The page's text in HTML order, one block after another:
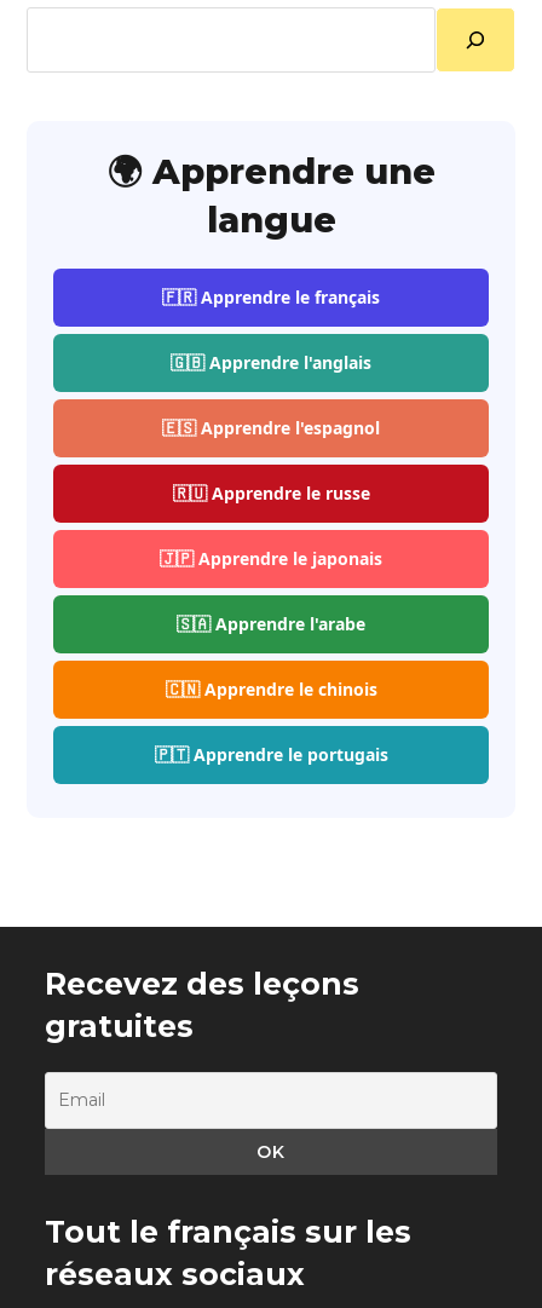
🌍 Apprendre une
langue
🇫🇷 Apprendre le français
🇬🇧 Apprendre l'anglais
🇪🇸 Apprendre l'espagnol
🇷🇺 Apprendre le russe
🇯🇵 Apprendre le japonais
🇸🇦 Apprendre l'arabe
🇨🇳 Apprendre le chinois
🇵🇹 Apprendre le portugais
Recevez des leçons
gratuites
Tout le français sur les
réseaux sociaux